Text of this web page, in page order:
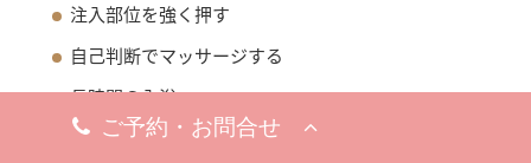
注入部位を強く押す
自己判断でマッサージする
長時間の入浴
サウナ